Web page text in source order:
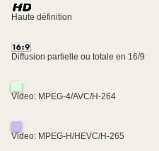
Haute définition
Diffusion partielle ou totale en 16/9
Video: MPEG-4/AVC/H-264
Video: MPEG-H/HEVC/H-265